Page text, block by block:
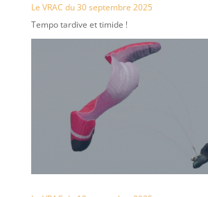
Le VRAC du 30 septembre 2025
Tempo tardive et timide !